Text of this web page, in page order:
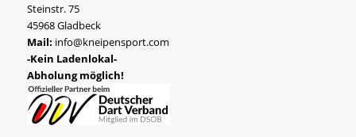
Steinstr. 75
45968 Gladbeck
Mail: info@kneipensport.com
-Kein Ladenlokal-
Abholung möglich!